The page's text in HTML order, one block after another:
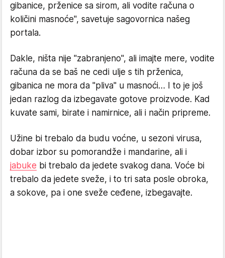
gibanice, prženice sa sirom, ali vodite računa o
količini masnoće", savetuje sagovornica našeg
portala.
Dakle, ništa nije "zabranjeno", ali imajte mere, vodite
računa da se baš ne cedi ulje s tih prženica,
gibanica ne mora da "pliva" u masnoći… I to je još
jedan razlog da izbegavate gotove proizvode. Kad
kuvate sami, birate i namirnice, ali i način pripreme.
Užine bi trebalo da budu voćne, u sezoni virusa,
dobar izbor su pomorandže i mandarine, ali i
jabuke bi trebalo da jedete svakog dana. Voće bi
trebalo da jedete sveže, i to tri sata posle obroka,
a sokove, pa i one sveže ceđene, izbegavajte.